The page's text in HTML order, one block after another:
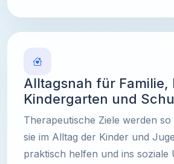
Alltagsnah für Familie,
Kindergarten und
Therapeutische Ziele werden so
sie im Alltag der Kinder und
praktisch helfen und ins soziale